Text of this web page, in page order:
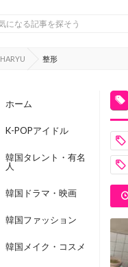
HARYU 整形
ホーム
K-POPアイドル
韓国タレント・有名
人
韓国ドラマ・映画
韓国ファッション
韓国メイク・コスメ